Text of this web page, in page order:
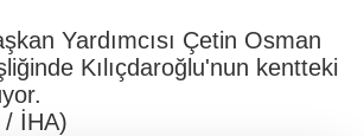
Yardımcısı Çetin Osman
Kılıçdaroğlu'nun kentteki
/ İHA)